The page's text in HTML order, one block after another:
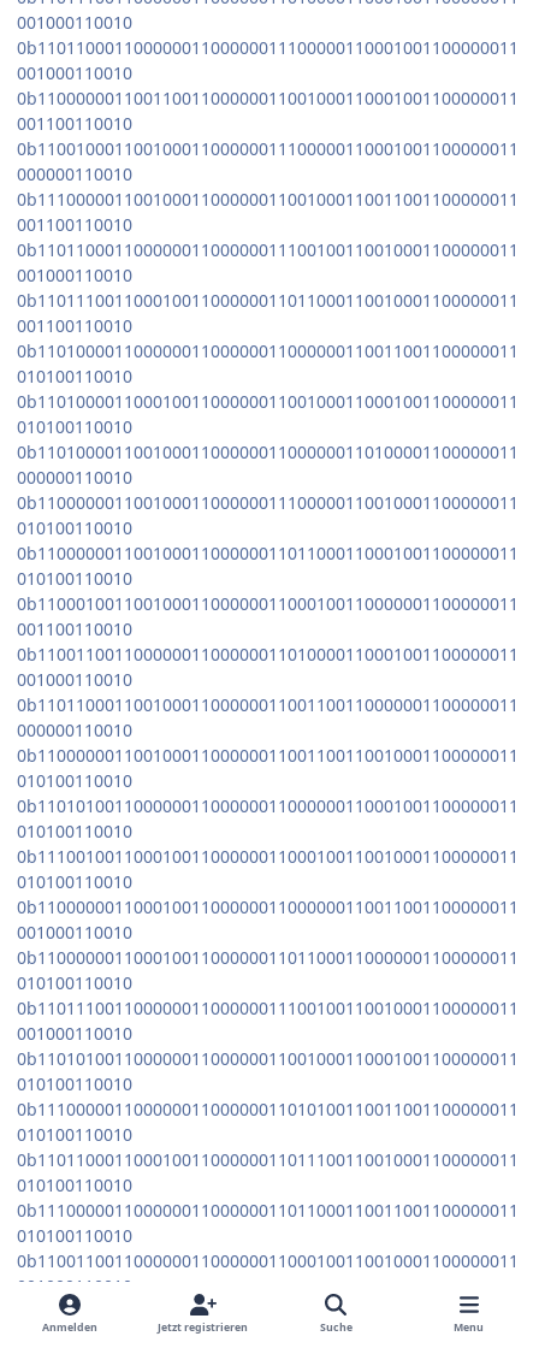
001000110010
0b11011000110000001100000011100000110001001100000011
001000110010
0b11000000110011001100000011001000110001001100000011
001100110010
0b11001000110010001100000011100000110001001100000011
000000110010
0b11100000110010001100000011001000110011001100000011
001100110010
0b11011000110000001100000011100100110010001100000011
001000110010
0b11011100110001001100000011011000110010001100000011
001100110010
0b11010000110000001100000011000000110011001100000011
010100110010
0b11010000110001001100000011001000110001001100000011
010100110010
0b11010000110010001100000011000000110100001100000011
000000110010
0b11000000110010001100000011100000110010001100000011
010100110010
0b11000000110010001100000011011000110001001100000011
010100110010
0b11000100110010001100000011000100110000001100000011
001100110010
0b11001100110000001100000011010000110001001100000011
001000110010
0b11011000110010001100000011001100110000001100000011
000000110010
0b11000000110010001100000011001100110010001100000011
010100110010
0b11010100110000001100000011000000110001001100000011
010100110010
0b11100100110001001100000011000100110010001100000011
010100110010
0b11000000110001001100000011000000110011001100000011
001000110010
0b11000000110001001100000011011000110000001100000011
010100110010
0b11011100110000001100000011100100110010001100000011
001000110010
0b11010100110000001100000011001000110001001100000011
010100110010
0b11100000110000001100000011010100110011001100000011
010100110010
0b11011000110001001100000011011100110010001100000011
010100110010
0b11100000110000001100000011011000110011001100000011
010100110010
0b11001100110000001100000011000100110010001100000011
001000110010
0b11001000110010001100000011011000110011001100000011
010100110010
Anmelden Jetzt registrieren Suche Menu